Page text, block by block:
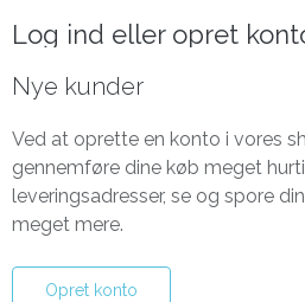
Log ind eller opret
Nye kunder
Ved at oprette en konto i vores
gennemføre dine køb meget
leveringsadresser, se og spore
meget mere.
Opret konto